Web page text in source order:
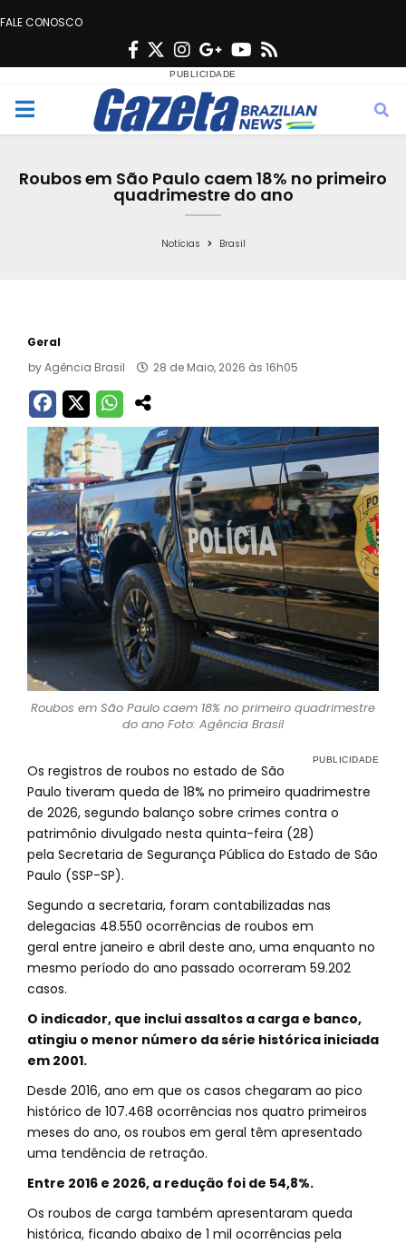
FALE CONOSCO
F
c
e
o
T
w
i
t
e
n
s
t
g
r
a
G
o
o
g
e
Y
u
t
b
s
M
Roubos em São Paulo caem 18% no primeiro
quadrimestre do ano
Notícias Brasil
Geral
byAgência Brasil 28 de Maio, 2026 às 16h05
Roubos em São Paulo caem 18% no primeiro quadrimestre
do ano Foto: Agência Brasil
Os registros de roubos no estado de São
Paulo tiveram queda de 18% no primeiro quadrimestre
de 2026, segundo balanço sobre crimes contra o
patrimônio divulgado nesta quinta-feira (28)
pela Secretaria de Segurança Pública do Estado de São
Paulo (SSP-SP).
Segundo a secretaria, foram contabilizadas nas
delegacias 48.550 ocorrências de roubos em
geral entre janeiro e abril deste ano, uma enquanto no
mesmo período do ano passado ocorreram 59.202
casos.
O indicador, que inclui assaltos a carga e banco,
atingiu o menor número da série histórica iniciada
em 2001.
Desde 2016, ano em que os casos chegaram ao pico
histórico de 107.468 ocorrências nos quatro primeiros
meses do ano, os roubos em geral têm apresentado
uma tendência de retração.
Entre 2016 e 2026, a redução foi de 54,8%.
Os roubos de carga também apresentaram queda
histórica, ficando abaixo de 1 mil ocorrências pela